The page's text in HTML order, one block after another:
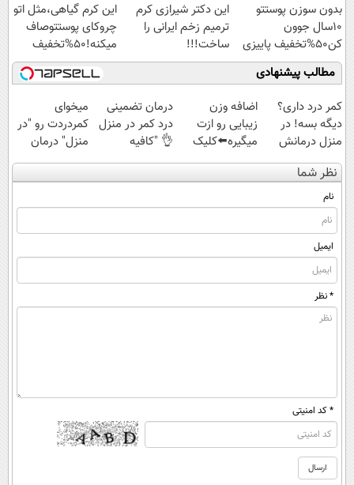
بدون سوزن پوستتو
10سال جوون
کن50%تخفیف پاییزی
این دکتر شیرازی کرم
ترمیم زخم ایرانی را
ساخت!!!
این کرم گیاهی،مثل اتو
چروکای پوستتوصاف
میکنه!50%تخفیف
مطالب پیشنهادی
کمر درد داری؟
دیگه بسه! در
منزل درمانش
کن
(◀پرسش‌نامه)
اضافه وزن
زیبایی رو ازت
میگیره⬅️کلیک
کن و بدون رژیم
و ورزش لاغر شو
درمان تضمینی
درد کمر در منزل
👌 "کافیه
پرسش‌نامه رو پر
کنی"
میخوای
کمردردت رو "در
منزل" درمان
کنی؟ (◂فیلم +
◂پرسش‌نامه)
نظر شما
نام
ایمیل
* نظر
* کد امنیتی